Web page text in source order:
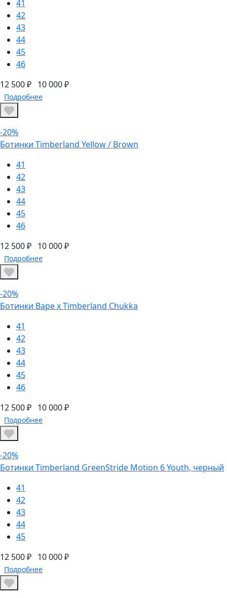
41
42
43
44
45
46
12 500 ₽ 10 000 ₽
Подробнее
-20%
Ботинки Timberland Yellow / Brown
41
42
43
44
45
46
12 500 ₽ 10 000 ₽
Подробнее
-20%
Ботинки Bape x Timberland Chukka
41
42
43
44
45
46
12 500 ₽ 10 000 ₽
Подробнее
-20%
Ботинки Timberland GreenStride Motion 6 Youth, черный
41
42
43
44
45
12 500 ₽ 10 000 ₽
Подробнее